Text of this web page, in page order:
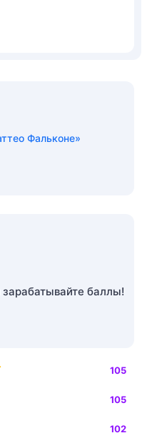
Фальконе»
баллы!
105
105
102